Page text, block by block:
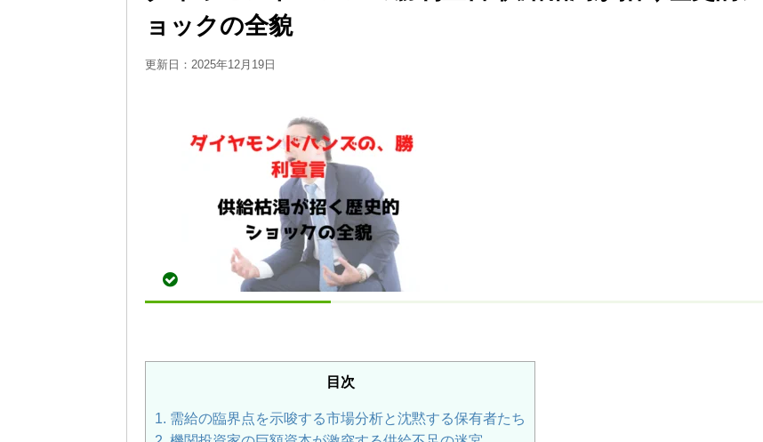
ョックの全貌
更新日： 2025年12月19日
目次
1. 需給の臨界点を示唆する市場分析と沈黙する保有者たち